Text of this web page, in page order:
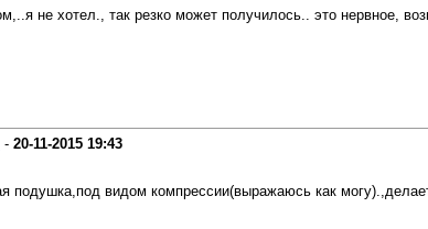
не хотел., так резко может получилось.. это нервное,
- 20-11-2015 19:43
подушка,под видом компрессии(выражаюсь как